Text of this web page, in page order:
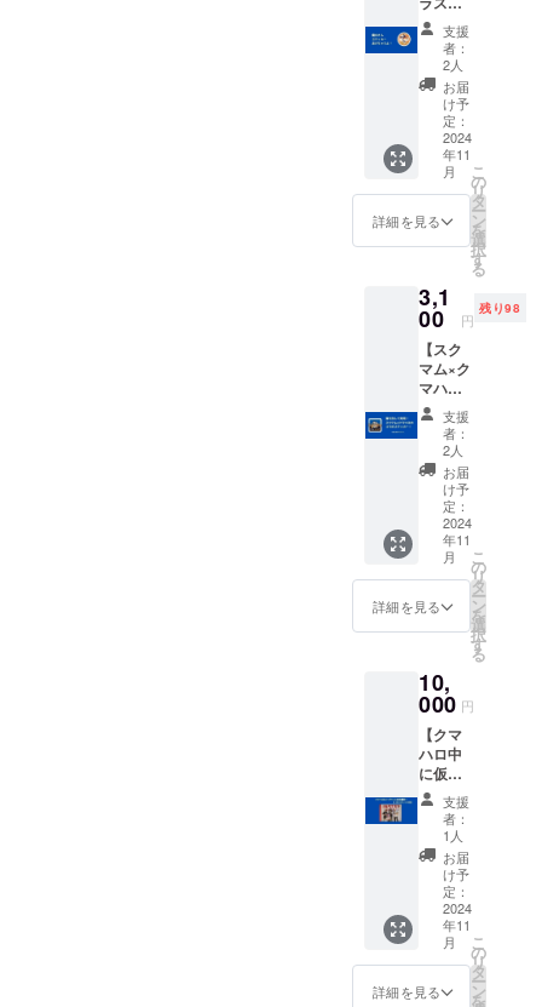
ンプ2個
分相当
のシー
ルがク
マハロ
キャプ
テンか
ら直接
貰え
ちゃい
このリ
ターン
ださっ
た方
は、支
援した
ことが
分かる
スク
リーン
ショッ
ト画面
（アカ
ウント
名が分
かるも
の）を
ておい
てくだ
うろ
ちょろ
してい
るクマ
ハロ
キャプ
テンが
確認し
たら、
シール
を差し
上げま
す。 ※
ごきょ
うだい
がケン
カしな
いよう
ない方
は、
【ただ
ただ応
援！】
の増額
支援を
ご利用
くださ
い。
店さん
の店名
の入っ
たクマ
ハロイ
ラスト
（デー
タ）を
差し上
げま
す！ イ
ラスト
ズ：約
300KB
（文字
数で若
干変わ
りま
す） 大
きさ：
960×17
06px そ
れか
ら、協
賛店さ
んが、
クマハ
そのイ
ラスト
しがっ
てくれ
ること
を期待
してお
りま
す！ ※
備考欄
に、応
援した
い協賛
店さん
の店名
を必ず
お書き
い。協
えちゃ
いま
す！
（お届
けは11
月にな
りま
す）
【リ
ター
ン】 協
賛店さ
イラス
トに、
お好き
なフ
レーズ
を載せ
たバー
ジョン
が貰え
ます。
(デジタ
ルデー
タで
す） ※
備考欄
に、ご
希望の
を必ず
お書き
くださ
い。
ちょっ
とぐら
い長く
ても、
職人
eMi(笑)
がなん
とかし
ます。
ステッ
カーが
もらえ
ちゃう
権】 あ
のカワ
イイ魔
女さん
のス
テッ
カーが
もらえ
ちゃい
【リ
ター
ン】 ク
マハロ
アイコ
ンの魔
女さん
のス
テッ
カーが
もらえ
ちゃい
ます！
（1枚）
キャプ
テンの
お手紙
ズ：
Φ40(m
m) ※郵
送にな
りま
す。
支援
者：
2人
お届
け予
定：
2024
年11
月
詳細を見る
こ
の
リ
タ
ー
ン
を
選
択
す
る
3,1
00 円
残り98
【スク
マム×ク
マハロ
ステッ
カーが
貰え
ちゃう
権】 熊
谷市で
大人気
のラグ
ビー大
好きふ
たごシ
ロク
マ、ス
ムが仮
装した
貴重な
ステッ
カが貰
えちゃ
いま
す！
【リ
ター
ン】 ス
クマム
が仮装
したク
マハロ
ステッ
カーが
支援
者：
2人
お届
け予
定：
2024
年11
月
詳細を見る
こ
の
リ
タ
ー
ン
を
選
択
す
る
10,
000 円
【クマ
ハロ中
に仮装
したク
マハロ
キャプ
テンと
記念撮
影でき
る上
に、ク
マハロ
SNSで
ガッツ
支援
者：
1人
お届
け予
定：
2024
年11
月
詳細を見る
こ
の
リ
タ
ー
ン
を